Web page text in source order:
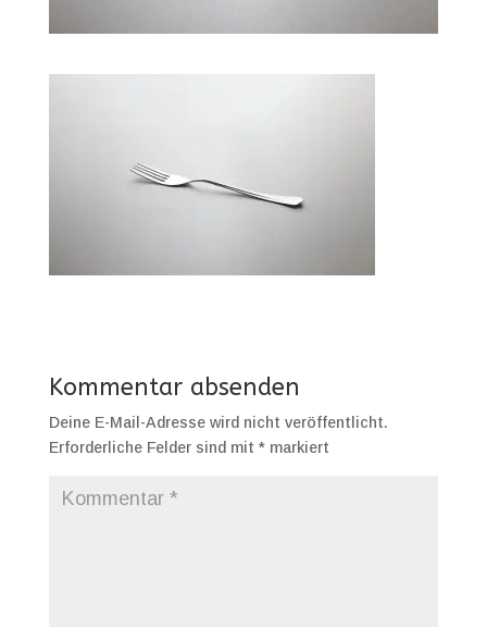
Kommentar absenden
Deine E-Mail-Adresse wird nicht veröffentlicht.
Erforderliche Felder sind mit *markiert